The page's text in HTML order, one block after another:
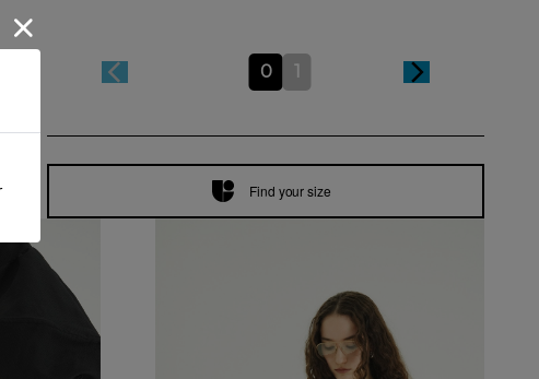
0 1
Find your size